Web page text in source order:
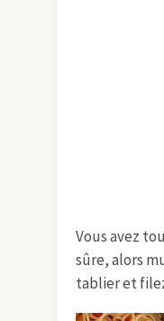
Vous avez
sûre, alors
tablier et